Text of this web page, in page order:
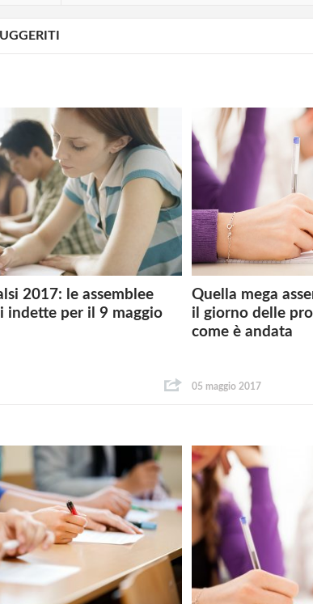
2017: le assemblee
indette per il 9 maggio
Quella mega
il giorno delle
come è andata
05 maggio 2017